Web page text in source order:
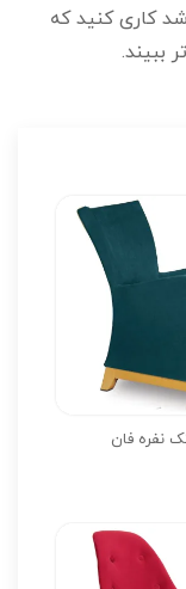
کاری کنید که
ببیند.
نفره فان